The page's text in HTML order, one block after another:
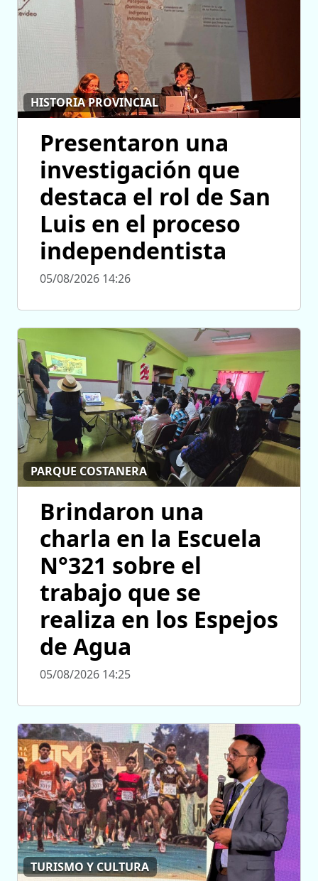
HISTORIA PROVINCIAL
Presentaron una
investigación que
destaca el rol de San
Luis en el proceso
independentista
05/08/2026 14:26
PARQUE COSTANERA
Brindaron una
charla en la Escuela
N°321 sobre el
trabajo que se
realiza en los Espejos
de Agua
05/08/2026 14:25
TURISMO Y CULTURA